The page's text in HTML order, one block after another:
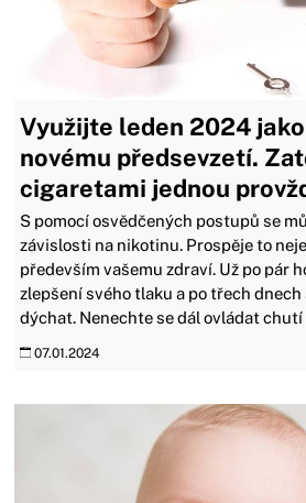
Využijte leden 2024
novému předsevzetí.
cigaretami jednou
S pomocí osvědčených postupů se
závislosti na nikotinu. Prospěje to
především vašemu zdraví. Už po pár
zlepšení svého tlaku a po třech dnech
dýchat. Nenechte se dál ovládat
07.01.2024